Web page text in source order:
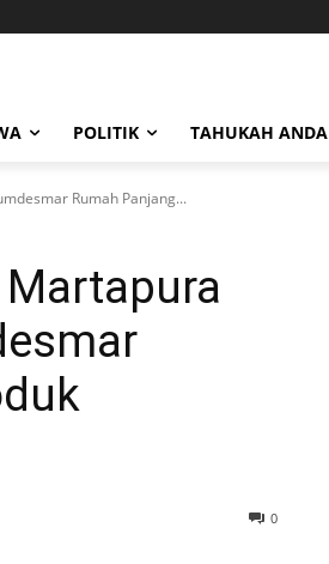
POLITIK TAHUKAH ANDA
Rumah Panjang...
0